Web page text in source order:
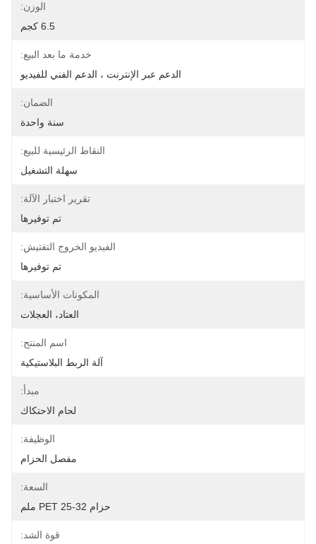
الوزن:
6.5 كجم
خدمة ما بعد البيع:
الدعم عبر الإنترنت ، الدعم الفني للفيديو
الضمان:
سنة واحدة
النقاط الرئيسية للبيع:
سهلة التشغيل
تقرير اختبار الآلة:
تم توفيرها
الفيديو الخروج التفتيش:
تم توفيرها
المكونات الأساسية:
العتاد، العجلات
اسم المنتج:
آلة الربط البلاستيكية
مبدأ:
لحام الاحتكاك
الوظيفة:
مفصل الحزام
السعة:
حزام PET 25-32 ملم
قوة الشد: